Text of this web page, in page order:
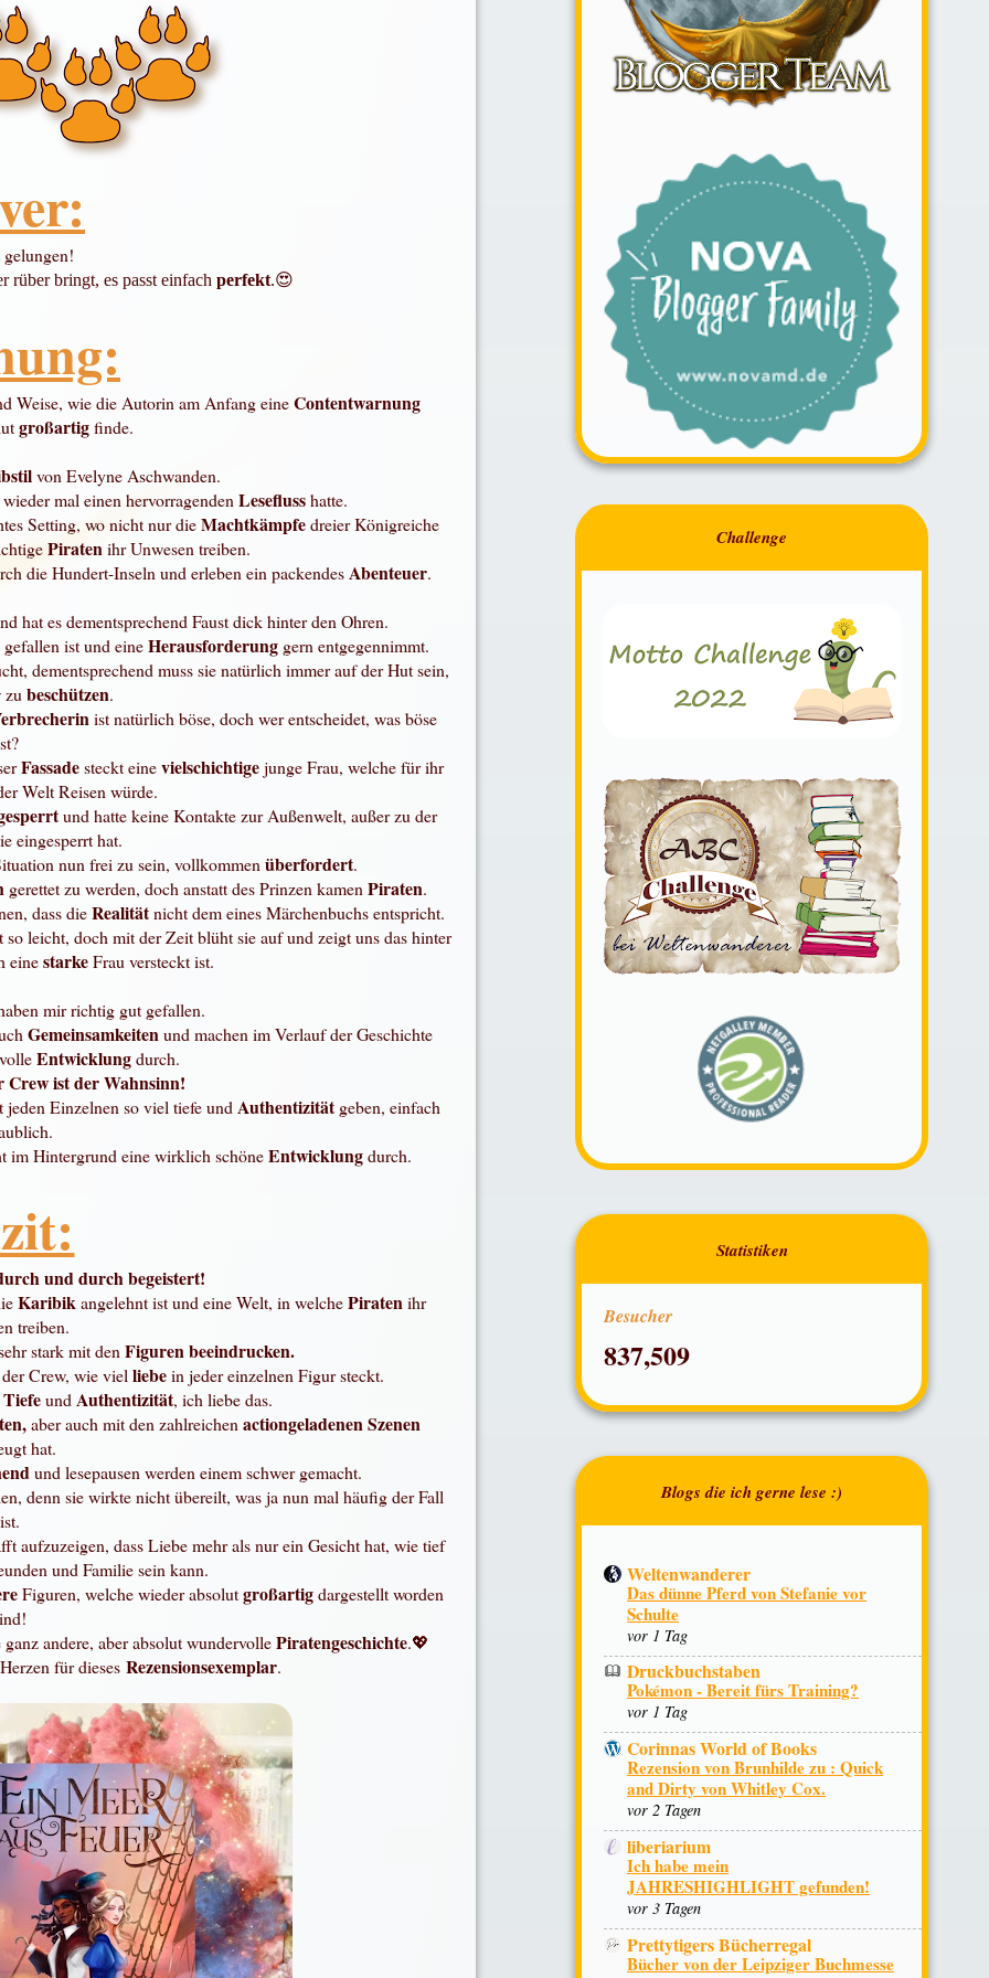
rüber bringt, es passt einfach perfekt.😍
Weise, wie die Autorin am Anfang eineContentwarnung
großartigfinde.
von Evelyne Aschwanden.
mal einen hervorragendenLeseflusshatte.
Setting, wo nicht nur dieMachtkämpfedreier Königreiche
Piratenihr Unwesen treiben.
die Hundert-Inseln und erleben ein packendesAbenteuer.
hat es dementsprechend Faust dick hinter den Ohren.
ist und eineHerausforderung gern entgegennimmt.
dementsprechend muss sie natürlich immer auf der Hut sein,
zubeschützen.
ist natürlich böse, doch wer entscheidet, was böse
Fassadesteckt einevielschichtigejunge Frau, welche für ihr
Welt Reisen würde.
und hatte keine Kontakte zur Außenwelt, außer zu der
eingesperrt hat.
nun frei zu sein, vollkommenüberfordert.
gerettet zu werden, doch anstatt des Prinzen kamenPiraten.
dass dieRealitätnicht dem eines Märchenbuchs entspricht.
leicht, doch mit der Zeit blüht sie auf und zeigt uns das hinter
einestarkeFrau versteckt ist.
mir richtig gut gefallen.
Gemeinsamkeitenund machen im Verlauf der Geschichte
Entwicklungdurch.
Crew ist der Wahnsinn!
jeden Einzelnen so viel tiefe undAuthentizität geben, einfach
im Hintergrund eine wirklich schöneEntwicklungdurch.
und durch begeistert!
Karibikangelehnt ist und eine Welt, in welchePiratenihr
treiben.
stark mit denFiguren beeindrucken.
der Crew, wie vielliebein jeder einzelnen Figur steckt.
TiefeundAuthentizität, ich liebe das.
aber auch mit den zahlreichenactiongeladenen Szenen
hat.
und lesepausen werden einem schwer gemacht.
denn sie wirkte nicht übereilt, was ja nun mal häufig der Fall
ist.
aufzuzeigen, dass Liebe mehr als nur ein Gesicht hat, wie tief
und Familie sein kann.
Figuren, welche wieder absolutgroßartigdargestellt worden
ganz andere, aber absolut wundervollePiratengeschichte.💖
für diesesRezensionsexemplar.
Besucher
837,509
Weltenwanderer
Das dünne Pferd von Stefanie vor
Schulte
vor 1 Tag
Druckbuchstaben
Pokémon - Bereit fürs Training?
vor 1 Tag
Corinnas World of Books
Rezension von Brunhilde zu : Quick
and Dirty von Whitley Cox.
vor 2 Tagen
liberiarium
Ich habe mein
JAHRESHIGHLIGHT gefunden!
vor 3 Tagen
Prettytigers Bücherregal
Bücher von der Leipziger Buchmesse